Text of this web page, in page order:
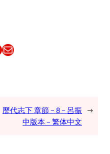
Email this Article
歷代志下 章節 – 8 – 呂振
中版本 – 繁体中文
→